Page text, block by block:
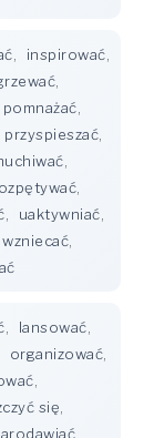
inspirować
pomnażać
przyspieszać
uaktywniać
wzniecać
lansować
organizować
się